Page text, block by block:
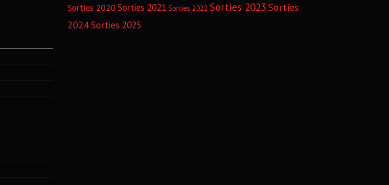
Sorties 2020Sorties 2021 Sorties 2022 Sorties 2023 Sorties
2024Sorties 2025